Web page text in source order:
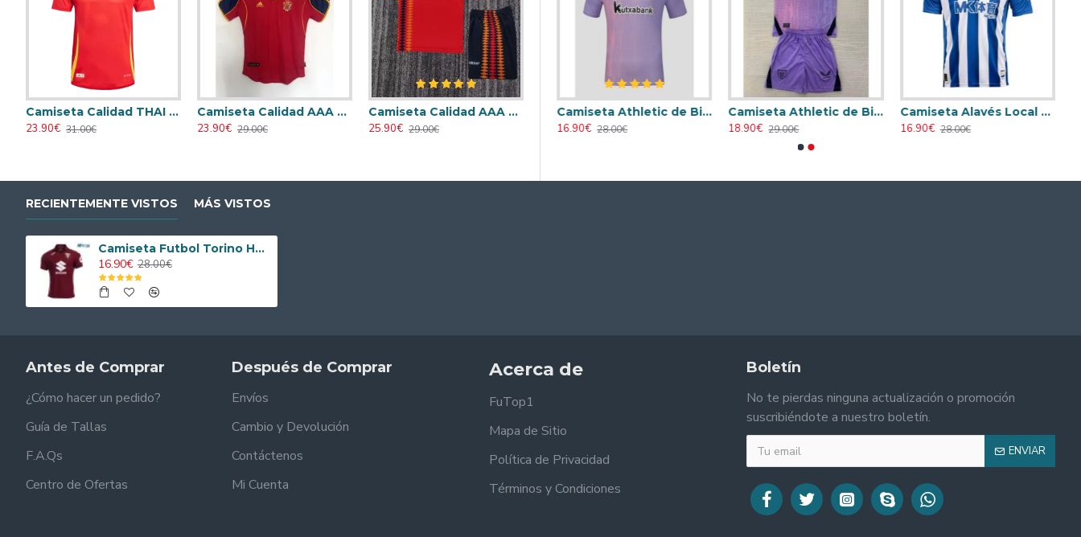
Camiseta Calidad THAI España Local 2024 Versión Jugador
23.90€ 31.00€
Camiseta Calidad AAA España Local 2000 Retro Clasico
23.90€ 29.00€
Camiseta Calidad AAA España Primera Equipación 1994 Retro Clasico Equipación
25.90€ 29.00€
23.90€ 31.00€
23.90€ 31.00€
23.90€ 31.00€
Camiseta Athletic de Bilbao 2024/2025 Alternativo
16.90€ 28.00€
Camiseta Athletic de Bilbao 2024/2025 Alternativo Niño Kit
18.90€ 29.00€
Camiseta Alavés Local 2025/2026 Azul/Blanco con Parche La Liga
16.90€ 28.00€
RECIENTEMENTE VISTOS MÁS VISTOS
Camiseta Futbol Torino Home 2025/2026
16.90€ 28.00€
Antes de Comprar
¿Cómo hacer un pedido?
Guía de Tallas
F.A.Qs
Centro de Ofertas
Después de Comprar
Envíos
Cambio y Devolución
Contáctenos
Mi Cuenta
Acerca de
FuTop1
Mapa de Sitio
Política de Privacidad
Términos y Condiciones
Boletín
No te pierdas ninguna actualización o promoción
suscribiéndote a nuestro boletín.
ENVIAR